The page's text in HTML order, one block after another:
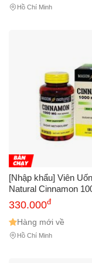
Hồ Chí Minh
[Nhập khẩu] Viên
Natural Cinnamon
ổn định đường huyết
330.000đ
Hàng mới về
Hồ Chí Minh